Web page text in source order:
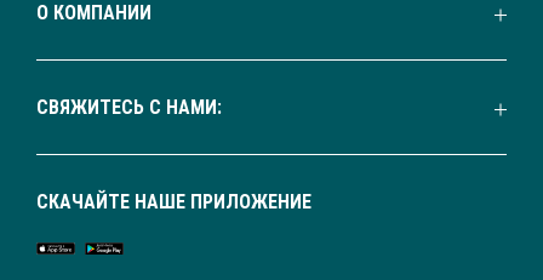
О КОМПАНИИ
СВЯЖИТЕСЬ С НАМИ:
СКАЧАЙТЕ НАШЕ ПРИЛОЖЕНИЕ